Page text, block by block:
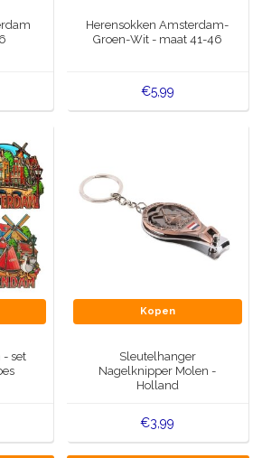
en Delfts blauw
Herensokken Amsterdam-
Groen-Wit - maat 41-46
€5,99
- set
Kopen
Sleutelhanger
Nagelknipper Molen -
Holland
€3,99